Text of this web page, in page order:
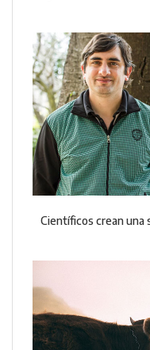
Científicos crean una